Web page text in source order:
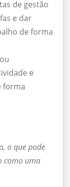
de gestão
e dar
de forma
e
forma
o que pode
como uma